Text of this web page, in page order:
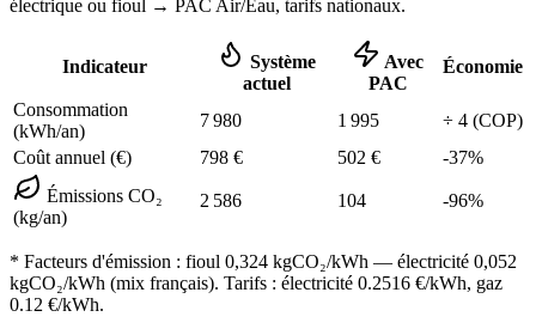
électrique ou fioul → PAC Air/Eau, tarifs nationaux.
Indicateur
Système
actuel
Avec
PAC
Économie
Consommation
(kWh/an)
7 980 1 995 ÷ 4 (COP)
Coût annuel (€)
798 € 502 € -37%
Émissions CO₂
(kg/an)
2 586 104 -96%
* Facteurs d'émission : fioul 0,324 kgCO₂/kWh — électricité 0,052
kgCO₂/kWh (mix français). Tarifs : électricité 0.2516 €/kWh, gaz
0.12 €/kWh.